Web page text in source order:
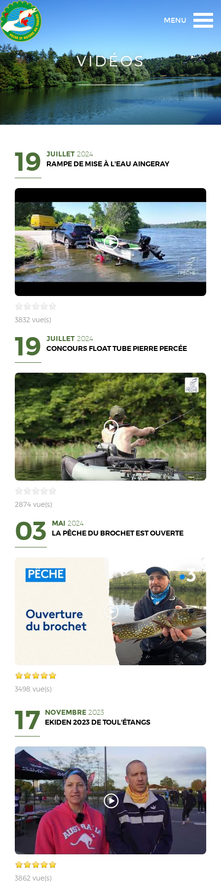
MENU
VIDÉOS
19 JUILLET 2024
RAMPE DE MISE À L'EAU AINGERAY
3832 vue(s)
19 JUILLET 2024
CONCOURS FLOAT TUBE PIERRE PERCÉE
2874 vue(s)
03 MAI 2024
LA PÊCHE DU BROCHET EST OUVERTE
3498 vue(s)
17 NOVEMBRE 2023
EKIDEN 2023 DE TOUL'ÉTANGS
3862 vue(s)